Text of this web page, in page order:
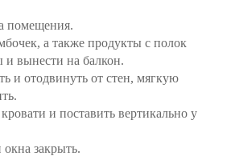
помещения.
а также продукты с полок
и вынести на балкон.
и отодвинуть от стен, мягкую
и поставить вертикально у
закрыть.